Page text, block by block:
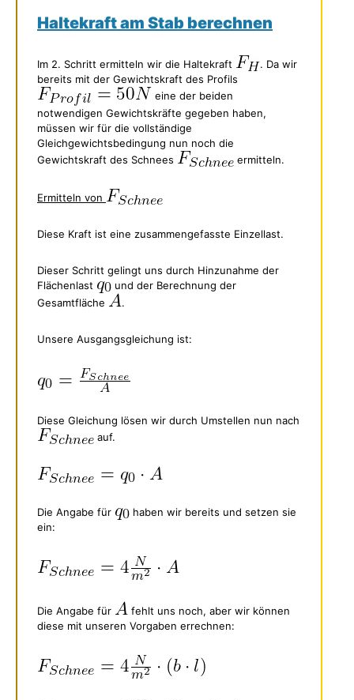
Haltekraft am Stab berechnen
Im 2. Schritt ermitteln wir die Haltekraft
. Da wir
bereits mit der Gewichtskraft des Profils
eine der beiden
notwendigen Gewichtskräfte gegeben haben,
müssen wir für die vollständige
Gleichgewichtsbedingung nun noch die
Gewichtskraft des Schnees
ermitteln.
Ermitteln von
Diese Kraft ist eine zusammengefasste Einzellast.
Dieser Schritt gelingt uns durch Hinzunahme der
Flächenlast
und der Berechnung der
Gesamtfläche
.
Unsere Ausgangsgleichung ist:
Diese Gleichung lösen wir durch Umstellen nun nach
auf.
Die Angabe für
haben wir bereits und setzen sie
ein:
Die Angabe für
fehlt uns noch, aber wir können
diese mit unseren Vorgaben errechnen: